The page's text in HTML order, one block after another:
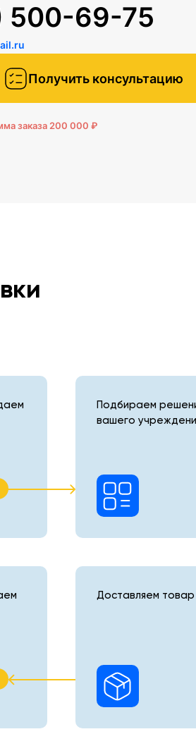
Получить консультацию
500-69-75
заказа 200 000 ₽
Подбираем
вашего
Доставляем товар